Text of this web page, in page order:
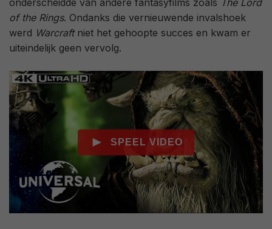
onderscheidde van andere fantasyfilms zoals The Lord
of the Rings. Ondanks die vernieuwende invalshoek
werd Warcraftniet het gehoopte succes en kwam er
uiteindelijk geen vervolg.